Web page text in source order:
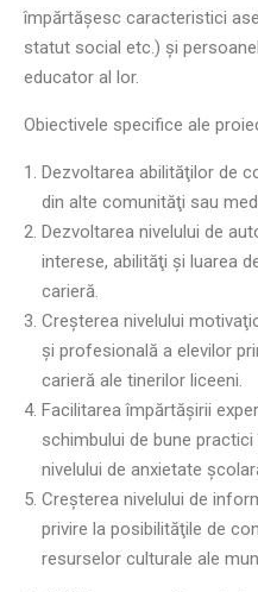
împărtăşesc caracteristici
statut social etc.) şi
educator al lor.
Obiectivele specifice ale
Dezvoltarea abilităţilor de
din alte comunităţi sau
Dezvoltarea nivelului de
interese, abilităţi şi luarea
carieră.
Creşterea nivelului
şi profesională a elevilor
carieră ale tinerilor liceeni.
Facilitarea împărtăşirii
schimbului de bune
nivelului de anxietate
Creşterea nivelului de
privire la posibilităţile de
resurselor culturale ale